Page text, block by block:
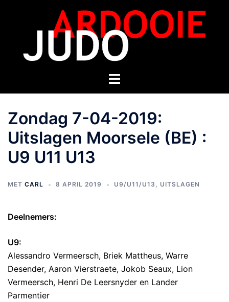
Zondag 7-04-2019:
Uitslagen Moorsele (BE) :
U9 U11 U13
MET CARL 8 APRIL 2019 U9/U11/U13 , UITSLAGEN
Deelnemers:
U9:
Alessandro Vermeersch, Briek Mattheus, Warre
Desender, Aaron Vierstraete, Jokob Seaux, Lion
Vermeersch, Henri De Leersnyder en Lander
Parmentier